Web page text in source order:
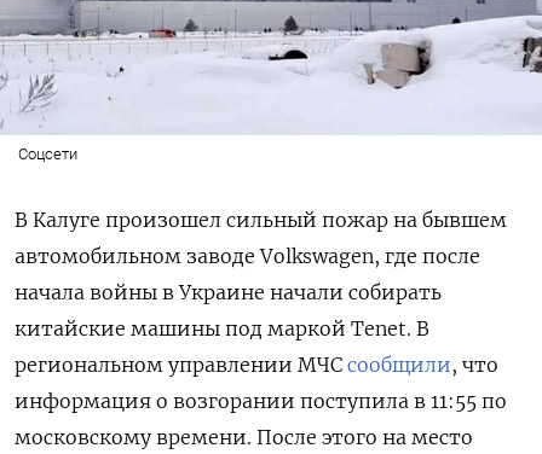
Соцсети
В Калуге произошел сильный пожар на бывшем
автомобильном заводе Volkswagen, где после
начала войны в Украине начали собирать
китайские машины под маркой Tenet. В
региональном управлении МЧС сообщили, что
информация о возгорании поступила в 11:55 по
московскому времени. После этого на место